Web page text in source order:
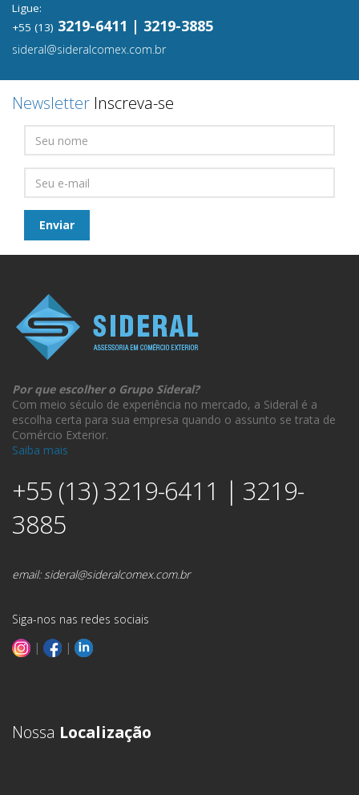
Ligue:
+55 (13) 3219-6411 | 3219-3885
sideral@sideralcomex.com.br
Newsletter Inscreva-se
Por que escolher o Grupo Sideral?
Com meio século de experiência no mercado, a Sideral é a
escolha certa para sua empresa quando o assunto se trata de
Comércio Exterior.
Saiba mais
+55 (13) 3219-6411 | 3219-
3885
email:sideral@sideralcomex.com.br
Siga-nos nas redes sociais
|
|
Nossa Localização